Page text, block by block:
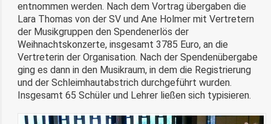
entnommen werden. Nach dem Vortrag übergaben die
Lara Thomas von der SV und Ane Holmer mit Vertretern
der Musikgruppen den Spendenerlös der
Weihnachtskonzerte, insgesamt 3785 Euro, an die
Vertreterin der Organisation. Nach der Spendenübergabe
ging es dann in den Musikraum, in dem die Registrierung
und der Schleimhautabstrich durchgeführt wurden.
Insgesamt 65 Schüler und Lehrer ließen sich typisieren.